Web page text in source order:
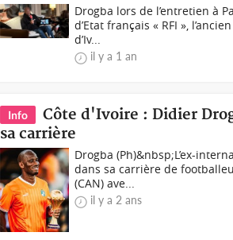
Drogba lors de l’entretien à
d’Etat français « RFI »,
d’Iv...
il y a 1 an
Info
Côte d'Ivoire : Didier
sa carrière
Drogba (Ph)&nbsp;L’ex-
dans sa carrière de
(CAN) ave...
il y a 2 ans